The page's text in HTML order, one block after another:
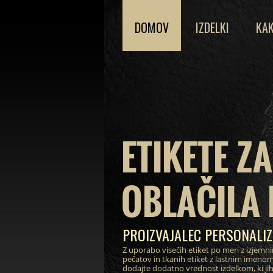
ETIKETE ZA
OBLAČILA
PROIZVAJALEC
Z uporabo visečih etiket po meri z
pečatov in tkanih etiket z lastnim
dodajte dodatno vrednost izdelkom, ki
DOMOV IZDELKI